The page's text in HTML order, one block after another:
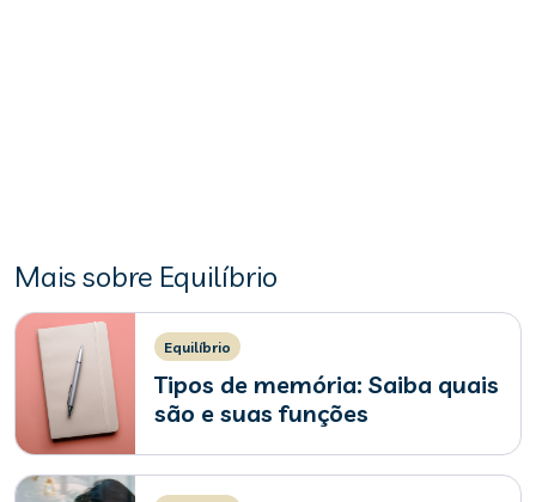
Mais sobre Equilíbrio
Equilíbrio
Tipos de memória: Saiba quais
são e suas funções